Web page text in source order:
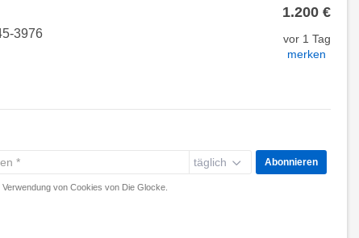
3976
1.200 €
vor 1 Tag
merken
täglich Abonnieren
Verwendung von Cookies von Die Glocke.